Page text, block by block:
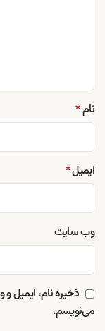
نام*
ایمیل*
وب‌ سایت
ذخیره نام، ایمیل
می‌نویسم.